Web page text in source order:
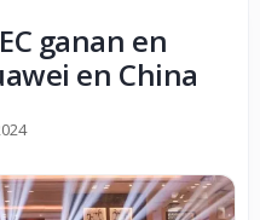
ganan en
en China